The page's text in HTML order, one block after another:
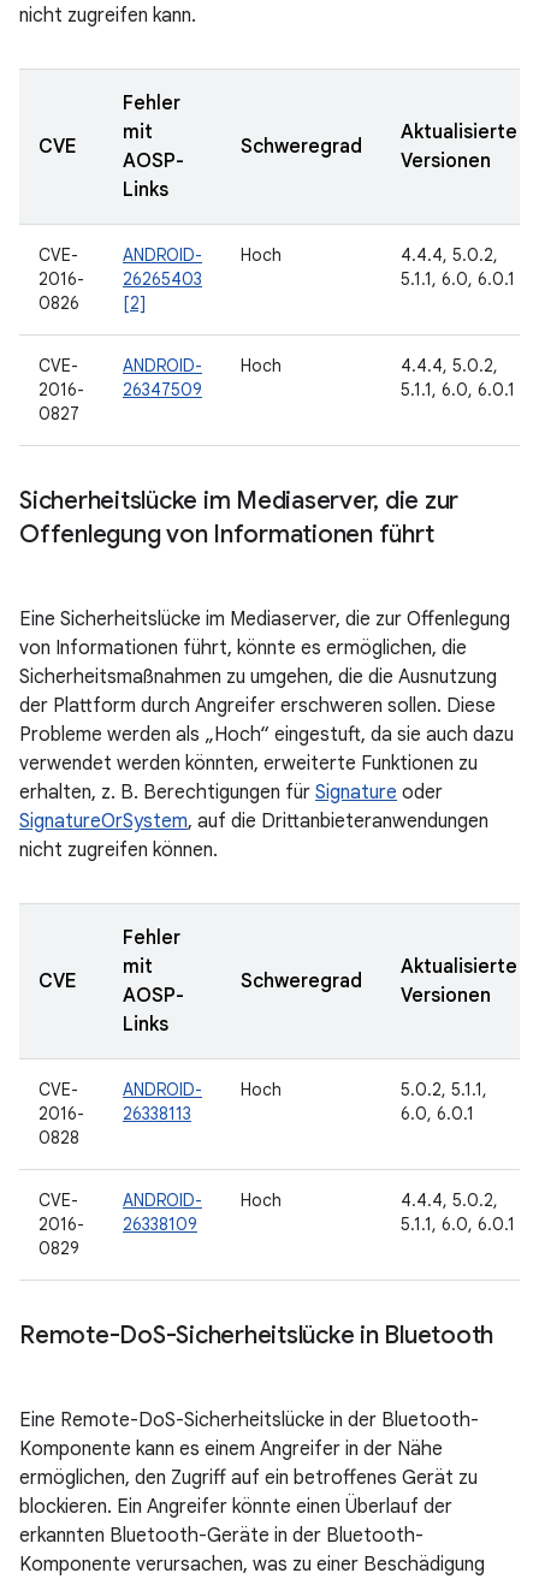
nicht zugreifen kann.
CVE
Fehler
mit
AOSP-
Links
Schweregrad
Aktualisierte
Versionen
CVE-
2016-
0826
ANDROID-
26265403
[2]
Hoch
4.4.4, 5.0.2,
5.1.1, 6.0, 6.0.1
CVE-
2016-
0827
ANDROID-
26347509
Hoch
4.4.4, 5.0.2,
5.1.1, 6.0, 6.0.1
Sicherheitslücke im Mediaserver, die zur
Offenlegung von Informationen führt
Eine Sicherheitslücke im Mediaserver, die zur Offenlegung
von Informationen führt, könnte es ermöglichen, die
Sicherheitsmaßnahmen zu umgehen, die die Ausnutzung
der Plattform durch Angreifer erschweren sollen. Diese
Probleme werden als „Hoch“ eingestuft, da sie auch dazu
verwendet werden könnten, erweiterte Funktionen zu
erhalten, z. B. Berechtigungen für Signature oder
SignatureOrSystem, auf die Drittanbieteranwendungen
nicht zugreifen können.
CVE
Fehler
mit
AOSP-
Links
Schweregrad
Aktualisierte
Versionen
CVE-
2016-
0828
ANDROID-
26338113
Hoch
5.0.2, 5.1.1,
6.0, 6.0.1
CVE-
2016-
0829
ANDROID-
26338109
Hoch
4.4.4, 5.0.2,
5.1.1, 6.0, 6.0.1
Remote-DoS-Sicherheitslücke in Bluetooth
Eine Remote-DoS-Sicherheitslücke in der Bluetooth-
Komponente kann es einem Angreifer in der Nähe
ermöglichen, den Zugriff auf ein betroffenes Gerät zu
blockieren. Ein Angreifer könnte einen Überlauf der
erkannten Bluetooth-Geräte in der Bluetooth-
Komponente verursachen, was zu einer Beschädigung